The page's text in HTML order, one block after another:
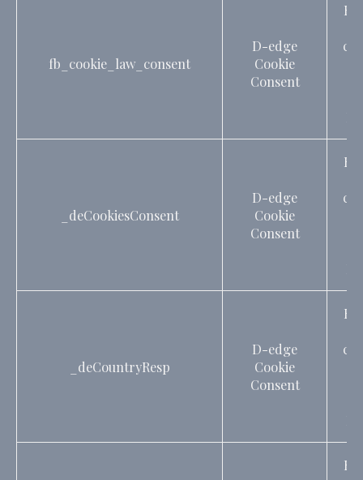
fb_cookie_law_consent
D-edge
Cookie
Consent
_deCookiesConsent
D-edge
Cookie
Consent
_deCountryResp
D-edge
Cookie
Consent